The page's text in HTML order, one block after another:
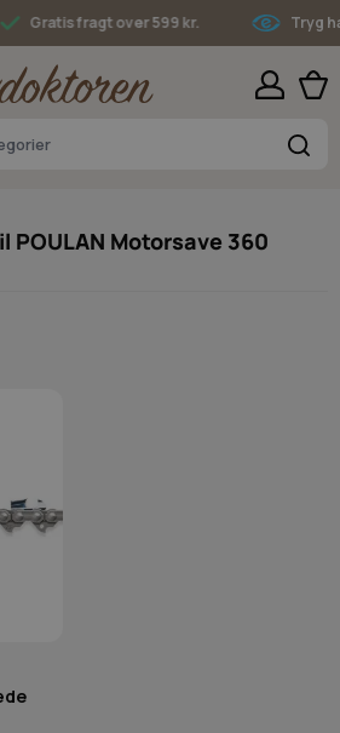
Gratis fragt over 599 kr. Tryg
Motorsave 360